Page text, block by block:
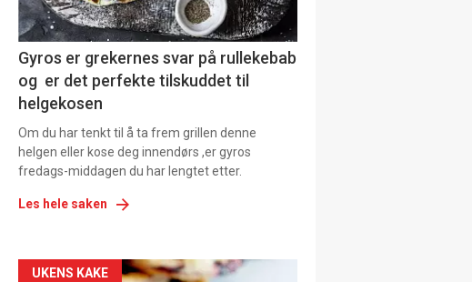
11
Dagens
rett
2
Gyros er grekernes svar på rullekebab
og er det perfekte tilskuddet til
helgekosen
Om du har tenkt til å ta frem grillen denne
helgen eller kose deg innendørs ,er gyros
fredags-middagen du har lengtet etter.
Les hele saken
UKENS KAKE